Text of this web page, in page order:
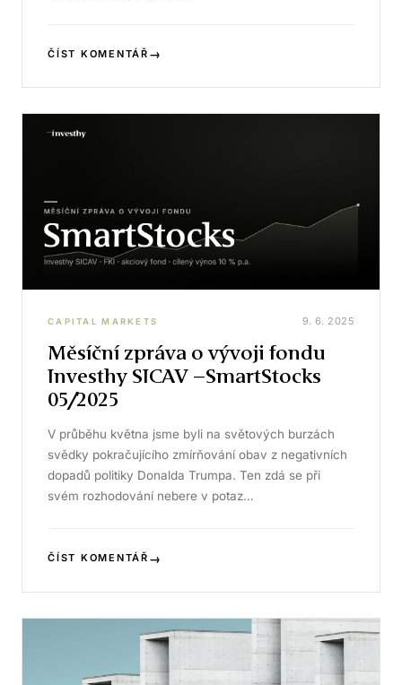
ČÍST KOMENTÁŘ →
CAPITAL MARKETS 9. 6. 2025
Měsíční zpráva o vývoji fondu
Investhy SICAV –SmartStocks
05/2025
V průběhu května jsme byli na světových burzách
svědky pokračujícího zmírňování obav z negativních
dopadů politiky Donalda Trumpa. Ten zdá se při
svém rozhodování nebere v potaz…
ČÍST KOMENTÁŘ →